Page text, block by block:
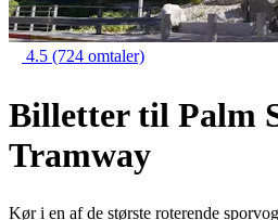
4.5 (724 omtaler)
Billetter til Palm
Tramway
Kør i en af de største roterende